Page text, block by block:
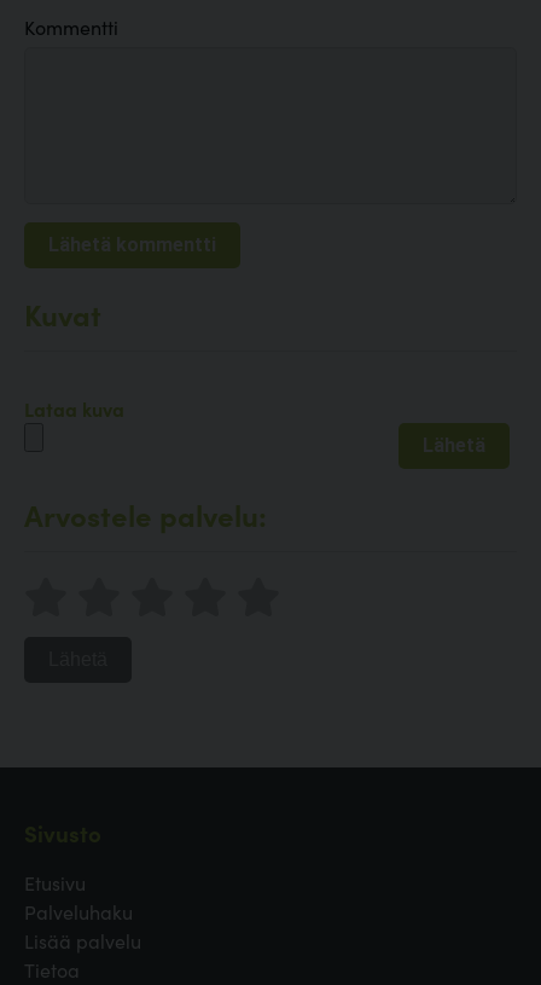
Kommentti
Kuvat
Lataa kuva
Arvostele palvelu:
Etusivu
Palveluhaku
Lisää palvelu
Tietoa